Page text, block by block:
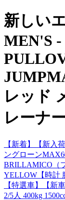
新しい
MEN'S
レッド
レーナ
【新着】【新入
ングローン
BRILLAMICO（
YELLOW【時計
【特選車】【新
2/5人 400kg